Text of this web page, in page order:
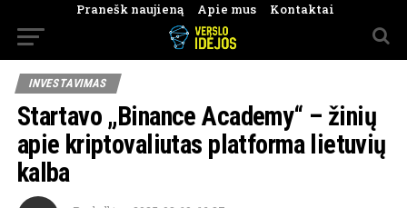
Pranešk naujieną Apie mus Kontaktai
INVESTAVIMAS
Startavo „Binance Academy“ – žinių
apie kriptovaliutas platforma lietuvių
kalba